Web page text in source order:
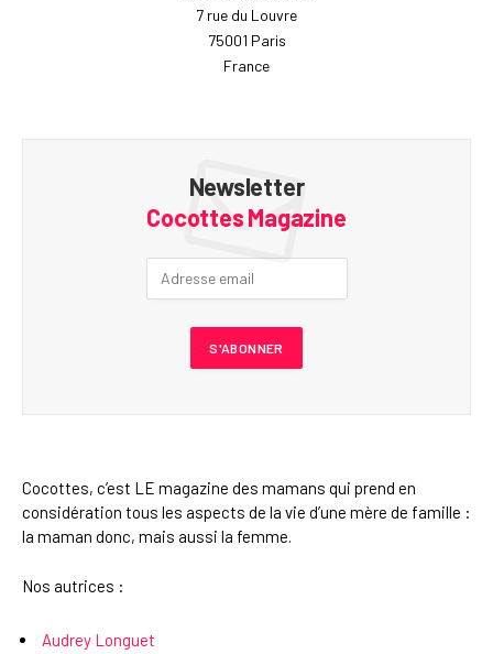
7 rue du Louvre
75001 Paris
France
Newsletter
Cocottes Magazine
Cocottes, c’est LE magazine des mamans qui prend en
considération tous les aspects de la vie d’une mère de famille :
la maman donc, mais aussi la femme.
Nos autrices :
Audrey Longuet